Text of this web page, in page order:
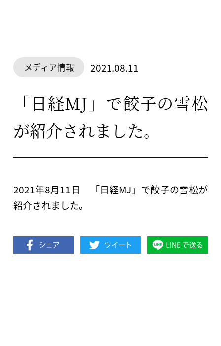
メディア情報 2021.08.11
「日経MJ」で餃子の雪松
が紹介されました。
2021年8月11日 「日経MJ」で餃子の雪松が
紹介されました。